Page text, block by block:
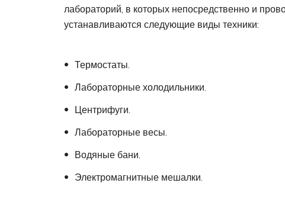
лабораторий, в которых непосредственно и
устанавливаются следующие виды техники:
Термостаты.
Лабораторные холодильники.
Центрифуги.
Лабораторные весы.
Водяные бани.
Электромагнитные мешалки.